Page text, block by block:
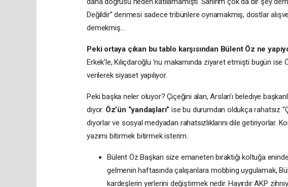
Değildir” denmesi sadece tribünlere oynamakmış, dostlar
demekmiş…
Peki ortaya çıkan bu tablo karşısından Bülent Öz ne
Erkek’le, Kılıçdaroğlu ’nu makamında ziyaret etmişti bugün
verilerek siyaset yapılıyor.
Peki başka neler oluyor? Çiçeğini alan, Arslan’ı belediye
diyor. Öz’ün “yandaşları” ise bu durumdan oldukça rahatsız
diyorlar ve sosyal medyadan rahatsızlıklarını dile getiriyorlar.
yazımı bitirmek bitirmek isterim.
Bülent Öz Başkan size emaneten bıraktığı koltuğa
gelmenin haftasında çalışanlara mobbing uygulamak,
kardeşlerin yerlerini değiştirmek nedir. Hayırdır AKP